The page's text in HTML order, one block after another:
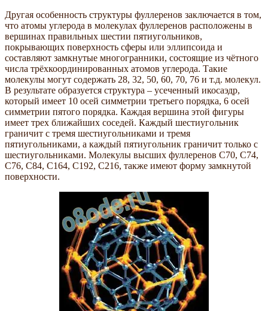
Другая особенность структуры фуллеренов заключается в том,
что атомы углерода в молекулах фуллеренов расположены в
вершинах правильных шестии пятиугольников,
покрывающих поверхность сферы или эллипсоида и
составляют замкнутые многогранники, состоящие из чётного
числа трёхкоординированных атомов углерода. Такие
молекулы могут содержать 28, 32, 50, 60, 70, 76 и т.д. молекул.
В результате образуется структура – усеченный икосаэдр,
который имеет 10 осей симметрии третьего порядка, 6 осей
симметрии пятого порядка. Каждая вершина этой фигуры
имеет трех ближайших соседей. Каждый шестиугольник
граничит с тремя шестиугольниками и тремя
пятиугольниками, а каждый пятиугольник граничит только с
шестиугольниками. Молекулы высших фуллеренов С70, С74,
С76, С84, С164, С192, С216, также имеют форму замкнутой
поверхности.